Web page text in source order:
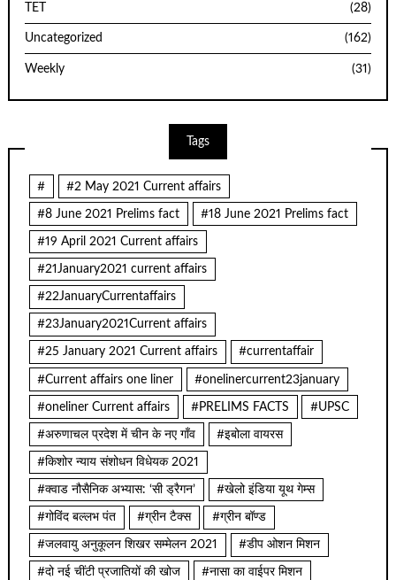
TET (28)
Uncategorized (162)
Weekly (31)
Tags
# #2 May 2021 Current affairs
#8 June 2021 Prelims fact #18 June 2021 Prelims fact
#19 April 2021 Current affairs
#21January2021 current affairs
#22JanuaryCurrentaffairs
#23January2021Current affairs
#25 January 2021 Current affairs #currentaffair
#Current affairs one liner #onelinercurrent23january
#oneliner Current affairs #PRELIMS FACTS #UPSC
#अरुणाचल प्रदेश में चीन के नए गाँव #इबोला वायरस
#किशोर न्याय संशोधन विधेयक 2021
#क्वाड नौसैनिक अभ्यास: ‘सी ड्रैगन’ #खेलो इंडिया यूथ गेम्स
#गोविंद बल्लभ पंत #ग्रीन टैक्स #ग्रीन बॉण्ड
#जलवायु अनुकूलन शिखर सम्मेलन 2021 #डीप ओशन मिशन
#दो नई चींटी प्रजातियों की खोज #नासा का वाईपर मिशन